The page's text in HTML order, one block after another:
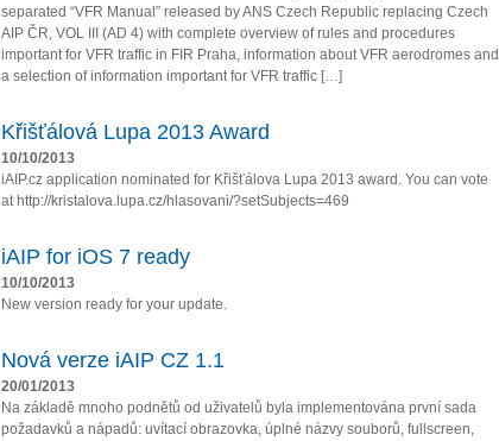
separated “VFR Manual” released by ANS Czech Republic replacing Czech
AIP ČR, VOL III (AD 4) with complete overview of rules and procedures
important for VFR traffic in FIR Praha, information about VFR aerodromes and
a selection of information important for VFR traffic […]
Křišťálová Lupa 2013 Award
10/10/2013
iAIP.cz application nominated for Křišťálova Lupa 2013 award. You can vote
at http://kristalova.lupa.cz/hlasovani/?setSubjects=469
iAIP for iOS 7 ready
10/10/2013
New version ready for your update.
Nová verze iAIP CZ 1.1
20/01/2013
Na základě mnoho podnětů od uživatelů byla implementována první sada
požadavků a nápadů: uvítací obrazovka, úplné názvy souborů, fullscreen,